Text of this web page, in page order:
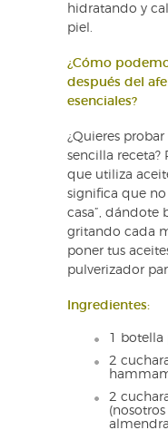
hidratando y
piel.
¿Cómo
después del
esenciales?
¿Quieres
sencilla receta?
que utiliza
significa que
casa”, dándote
gritando cada
poner tus
pulverizador
Ingredientes:
1 botella
2
2